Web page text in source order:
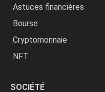
Astuces financières
Bourse
Cryptomonnaie
NFT
SOCIÉTÉ